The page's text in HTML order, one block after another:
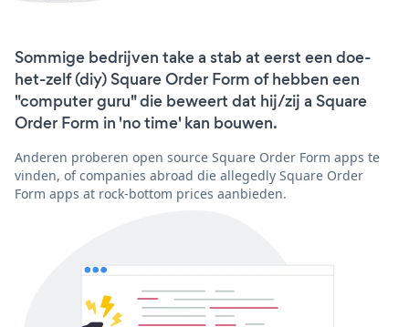
Sommige bedrijven take a stab at eerst een doe-
het-zelf (diy) Square Order Form of hebben een
"computer guru" die beweert dat hij/zij a Square
Order Form in 'no time' kan bouwen.
Anderen proberen open source Square Order Form apps te
vinden, of companies abroad die allegedly Square Order
Form apps at rock-bottom prices aanbieden.